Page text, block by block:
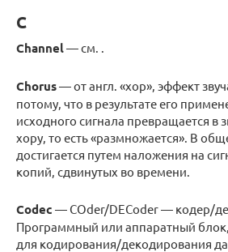
C
Channel— см. .
Chorus— от англ. «хор», эффект
потому, что в результате его
исходного сигнала превращается в
хору, то есть «размножается». В
достигается путем наложения на
копий, сдвинутых во времени.
Codec — COder/DECoder — кодер/
Программный или аппаратный
для кодирования/декодирования